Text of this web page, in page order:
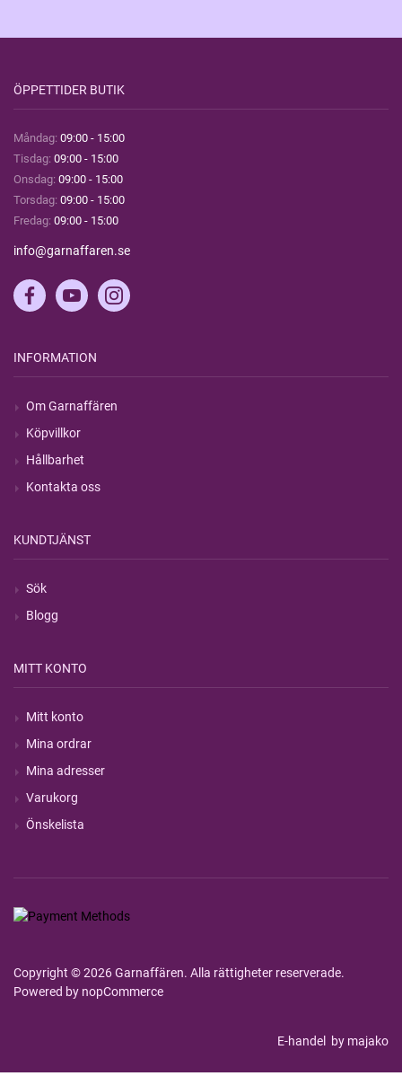
ÖPPETTIDER BUTIK
Måndag: 09:00 - 15:00
Tisdag: 09:00 - 15:00
Onsdag: 09:00 - 15:00
Torsdag: 09:00 - 15:00
Fredag: 09:00 - 15:00
info@garnaffaren.se
INFORMATION
Om Garnaffären
Köpvillkor
Hållbarhet
Kontakta oss
KUNDTJÄNST
Sök
Blogg
MITT KONTO
Mitt konto
Mina ordrar
Mina adresser
Varukorg
Önskelista
Copyright © 2026 Garnaffären. Alla rättigheter reserverade.
Powered by nopCommerce
E-handel by majako